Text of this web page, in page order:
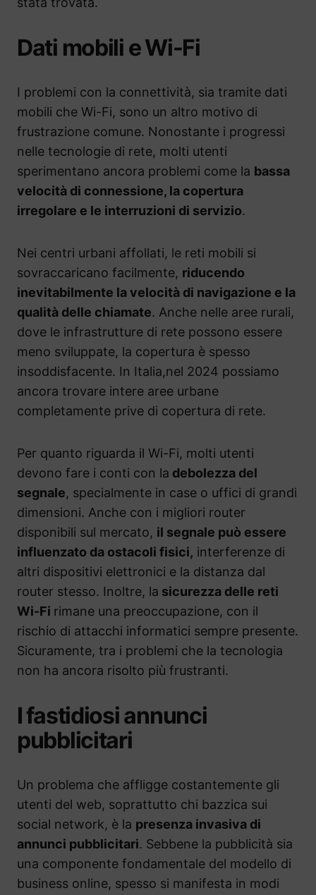
Dati mobili e Wi-Fi
I problemi con la connettività, sia tramite dati
mobili che Wi-Fi, sono un altro motivo di
frustrazione comune. Nonostante i progressi
nelle tecnologie di rete, molti utenti
sperimentano ancora problemi come la bassa
velocità di connessione, la copertura
irregolare e le interruzioni di servizio.
Nei centri urbani affollati, le reti mobili si
sovraccaricano facilmente, riducendo
inevitabilmente la velocità di navigazione e la
qualità delle chiamate. Anche nelle aree rurali,
dove le infrastrutture di rete possono essere
meno sviluppate, la copertura è spesso
insoddisfacente. In Italia,nel 2024 possiamo
ancora trovare intere aree urbane
completamente prive di copertura di rete.
Per quanto riguarda il Wi-Fi, molti utenti
devono fare i conti con la debolezza del
segnale, specialmente in case o uffici di grandi
dimensioni. Anche con i migliori router
disponibili sul mercato, il segnale può essere
influenzato da ostacoli fisici, interferenze di
altri dispositivi elettronici e la distanza dal
router stesso. Inoltre, la sicurezza delle reti
Wi-Fi rimane una preoccupazione, con il
rischio di attacchi informatici sempre presente.
Sicuramente, tra i problemi che la tecnologia
non ha ancora risolto più frustranti.
I fastidiosi annunci
pubblicitari
Un problema che affligge costantemente gli
utenti del web, soprattutto chi bazzica sui
social network, è la presenza invasiva di
annunci pubblicitari. Sebbene la pubblicità sia
una componente fondamentale del modello di
business online, spesso si manifesta in modi